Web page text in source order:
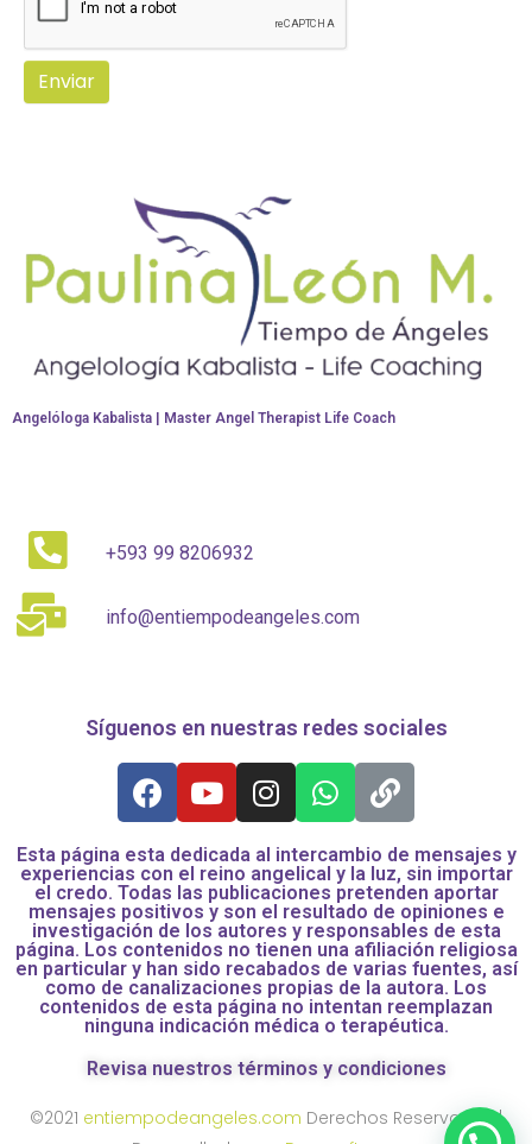
c
r
c
o
Enviar
Angelóloga Kabalista | Master Angel Therapist Life Coach
+593 99 8206932
info@entiempodeangeles.com
Síguenos en nuestras redes sociales
Esta página esta dedicada al intercambio de mensajes y
experiencias con el reino angelical y la luz, sin importar
el credo. Todas las publicaciones pretenden aportar
mensajes positivos y son el resultado de opiniones e
investigación de los autores y responsables de esta
página. Los contenidos no tienen una afiliación religiosa
en particular y han sido recabados de varias fuentes, así
como de canalizaciones propias de la autora. Los
contenidos de esta página no intentan reemplazan
ninguna indicación médica o terapéutica.
Revisa nuestros términos y condiciones
©2021 entiempodeangeles.com Derechos Reservados |